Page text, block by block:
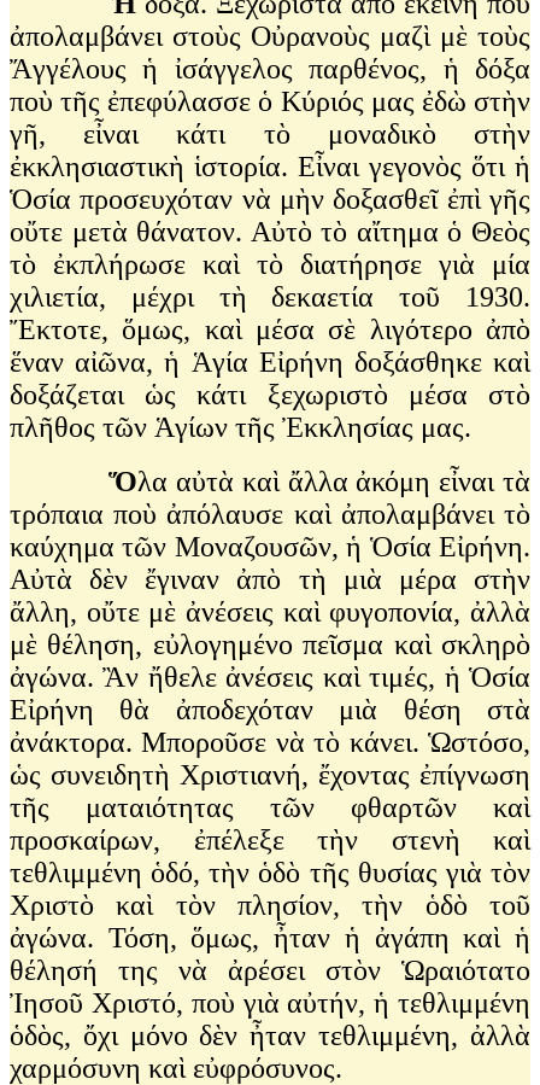
ἀπολαμβάνει στοὺς Οὐρανοὺς μαζὶ μὲ τοὺς
Ἄγγέλους ἡ ἰσάγγελος παρθένος, ἡ δόξα
ποὺ τῆς ἐπεφύλασσε ὁ Κύριός μας ἐδὼ στὴν
γῆ, εἶναι κάτι τὸ μοναδικὸ στὴν
ἐκκλησιαστικὴ ἱστορία. Εἶναι γεγονὸς ὅτι ἡ
Ὁσία προσευχόταν νὰ μὴν δοξασθεῖ ἐπὶ γῆς
οὔτε μετὰ θάνατον. Αὐτὸ τὸ αἴτημα ὁ Θεὸς
τὸ ἐκπλήρωσε καὶ τὸ διατήρησε γιὰ μία
χιλιετία, μέχρι τὴ δεκαετία τοῦ 1930.
Ἔκτοτε, ὅμως, καὶ μέσα σὲ λιγότερο ἀπὸ
ἕναν αἰῶνα, ἡ Ἁγία Εἰρήνη δοξάσθηκε καὶ
δοξάζεται ὡς κάτι ξεχωριστὸ μέσα στὸ
πλῆθος τῶν Ἁγίων τῆς Ἐκκλησίας μας.
Ὅλα αὐτὰ καὶ ἄλλα ἀκόμη εἶναι τὰ
τρόπαια ποὺ ἀπόλαυσε καὶ ἀπολαμβάνει τὸ
καύχημα τῶν Μοναζουσῶν, ἡ Ὁσία Εἰρήνη.
Αὐτὰ δὲν ἔγιναν ἀπὸ τὴ μιὰ μέρα στὴν
ἄλλη, οὔτε μὲ ἀνέσεις καὶ φυγοπονία, ἀλλὰ
μὲ θέληση, εὐλογημένο πεῖσμα καὶ σκληρὸ
ἀγώνα. Ἂν ἤθελε ἀνέσεις καὶ τιμές, ἡ Ὁσία
Εἰρήνη θὰ ἀποδεχόταν μιὰ θέση στὰ
ἀνάκτορα. Μποροῦσε νὰ τὸ κάνει. Ὡστόσο,
ὡς συνειδητὴ Χριστιανή, ἔχοντας ἐπίγνωση
τῆς ματαιότητας τῶν φθαρτῶν καὶ
προσκαίρων, ἐπέλεξε τὴν στενὴ καὶ
τεθλιμμένη ὁδό, τὴν ὁδὸ τῆς θυσίας γιὰ τὸν
Χριστὸ καὶ τὸν πλησίον, τὴν ὁδὸ τοῦ
ἀγώνα. Τόση, ὅμως, ἦταν ἡ ἀγάπη καὶ ἡ
θέλησή της νὰ ἀρέσει στὸν Ὡραιότατο
Ἰησοῦ Χριστό, ποὺ γιὰ αὐτήν, ἡ τεθλιμμένη
ὁδὸς, ὄχι μόνο δὲν ἦταν τεθλιμμένη, ἀλλὰ
χαρμόσυνη καὶ εὐφρόσυνος.